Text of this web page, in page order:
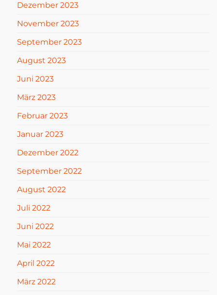
Dezember 2023
November 2023
September 2023
August 2023
Juni 2023
März 2023
Februar 2023
Januar 2023
Dezember 2022
September 2022
August 2022
Juli 2022
Juni 2022
Mai 2022
April 2022
März 2022